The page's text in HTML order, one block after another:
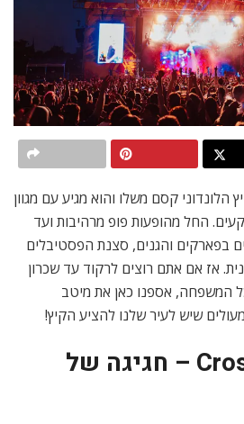
הלונדוני קסם משלו והוא מגיע עם מגוון
החל מהופעות פופ מרהיבות ועד
בפארקים והגנים, סצנת הפסטיבלים
אז אם אתם רוצים לרקוד עד שכרון
המשפחה, אספנו כאן את מיטב
שיש לעיר שלנו להציע הקיץ!
Cross The Tracks – חגיגה של